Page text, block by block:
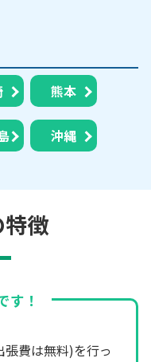
熊本
沖縄
徴
す！
費は無料)を行っ